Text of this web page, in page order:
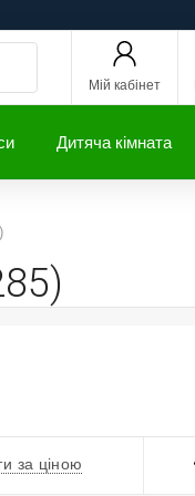
Мій кабінет
Дитяча кімната
за ціною